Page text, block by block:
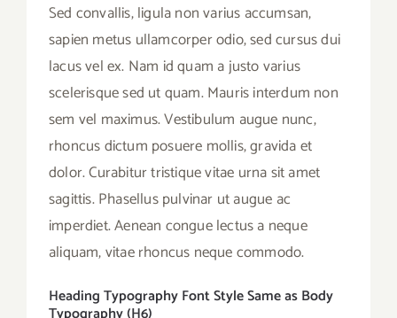
Sed convallis, ligula non varius accumsan,
sapien metus ullamcorper odio, sed cursus dui
lacus vel ex. Nam id quam a justo varius
scelerisque sed ut quam. Mauris interdum non
sem vel maximus. Vestibulum augue nunc,
rhoncus dictum posuere mollis, gravida et
dolor. Curabitur tristique vitae urna sit amet
sagittis. Phasellus pulvinar ut augue ac
imperdiet. Aenean congue lectus a neque
aliquam, vitae rhoncus neque commodo.
Heading Typography Font Style Same as Body